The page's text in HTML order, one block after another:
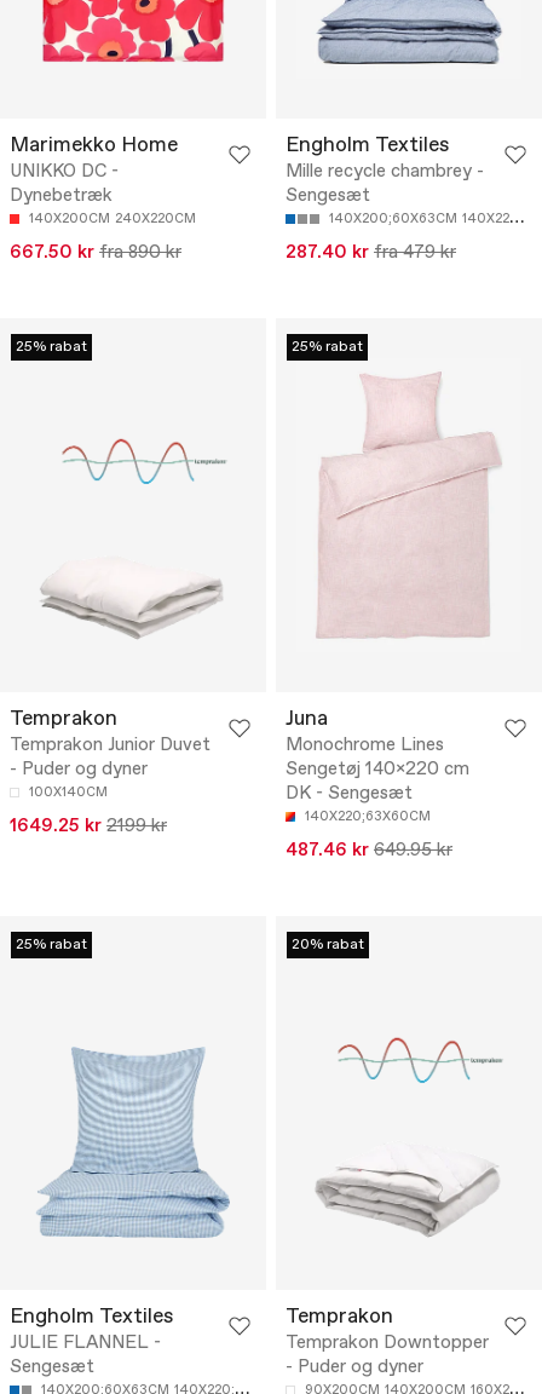
Marimekko Home
UNIKKO DC -
Dynebetræk
140X200CM 240X220CM
667.50 kr fra 890 kr
Engholm Textiles
Mille recycle chambrey -
Sengesæt
140X200;60X63CM 140X220;60X63CM
287.40 kr fra 479 kr
25% rabat
Temprakon
Temprakon Junior Duvet
- Puder og dyner
100X140CM
1649.25 kr 2199 kr
25% rabat
Juna
Monochrome Lines
Sengetøj 140x220 cm
DK - Sengesæt
140X220;63X60CM
487.46 kr 649.95 kr
25% rabat
Engholm Textiles
JULIE FLANNEL -
Sengesæt
140X200;60X63CM 140X220;60X63CM
20% rabat
Temprakon
Temprakon Downtopper
- Puder og dyner
90X200CM 140X200CM 160X200CM